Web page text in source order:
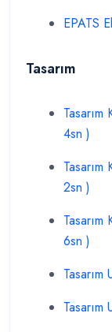
EPATS
Tasarım
4sn )
2sn )
6sn )